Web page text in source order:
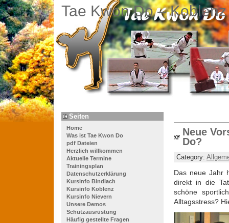
Tae Kwon Do –
Seiten
Home
Was ist Tae Kwon Do
pdf Dateien
Herzlich willkommen
Aktuelle Termine
Trainingsplan
Datenschutzerklärung
Kursinfo Bindlach
Kursinfo Koblenz
Kursinfo Nievern
Unsere Demos
Schutzausrüstung
Häufig gestellte Fragen
Neue
Do?
Category:
Das neue Jahr
direkt in die
schöne
Alltagsstress?